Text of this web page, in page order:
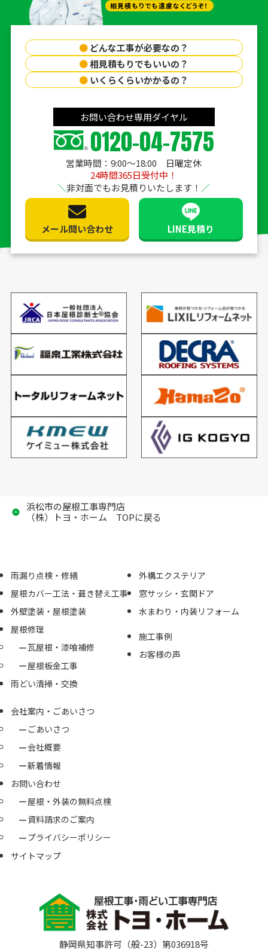
相見積もりでも遠慮なくどうぞ！
● どんな工事が必要なの？
●相見積もりでもいいの？
● いくらくらいかかるの？
お問い合わせ専用ダイヤル
0120-04-7575
営業時間：9:00〜18:00 日曜定休
24時間365日受付中！
非対面でもお見積りいたします！
メール問い合わせ LINE見積り
浜松市の屋根工事専門店
（株）トヨ・ホーム TOPに戻る
静岡県知事許可（般-23）第036918号
雨漏り点検・修繕
屋根カバー工法・葺き替え工事
外壁塗装・屋根塗装
屋根修理
瓦屋根・漆喰補修
屋根板金工事
雨どい清掃・交換
外構エクステリア
窓サッシ・玄関ドア
水まわり・内装リフォーム
施工事例
お客様の声
会社案内・ごあいさつ
ごあいさつ
会社概要
新着情報
お問い合わせ
屋根・外装の無料点検
資料請求のご案内
プライバシーポリシー
サイトマップ